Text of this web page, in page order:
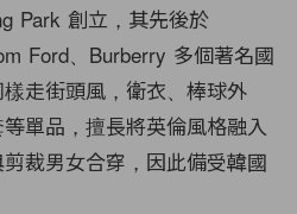
Park 創立，其先後於
Ford、Burberry 多個著名國
走街頭風，衛衣、棒球外
單品，擅長將英倫風格融入
裁男女合穿，因此備受韓國